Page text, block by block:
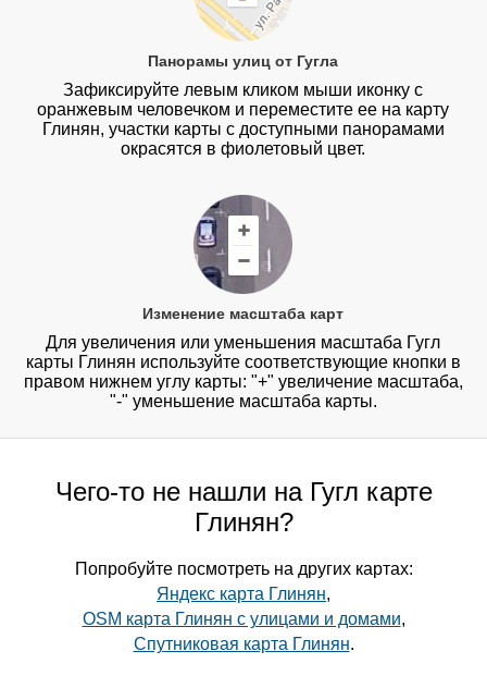
Панорамы улиц от Гугла
Зафиксируйте левым кликом мыши иконку с
оранжевым человечком и переместите ее на карту
Глинян, участки карты с доступными панорамами
окрасятся в фиолетовый цвет.
Изменение масштаба карт
Для увеличения или уменьшения масштаба Гугл
карты Глинян используйте соответствующие кнопки в
правом нижнем углу карты: "+" увеличение масштаба,
"-" уменьшение масштаба карты.
Чего-то не нашли на Гугл карте
Глинян?
Попробуйте посмотреть на других картах:
Яндекс карта Глинян,
OSM карта Глинян с улицами и домами,
Спутниковая карта Глинян.